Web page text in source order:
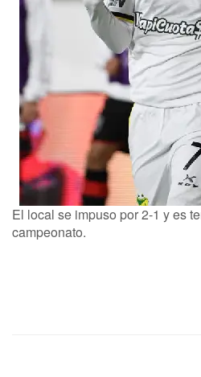
El local se impuso por 2-1 y es
campeonato.